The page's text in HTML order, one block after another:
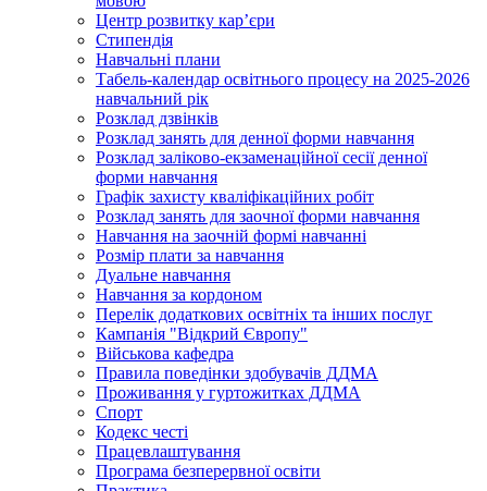
Центр розвитку кар’єри
Стипендія
Навчальні плани
Табель-календар освітнього процесу на 2025-2026
навчальний рік
Розклад дзвінків
Розклад занять для денної форми навчання
Розклад заліково-екзаменаційної сесії денної
форми навчання
Графік захисту кваліфікаційних робіт
Розклад занять для заочної форми навчання
Навчання на заочній формі навчанні
Розмір плати за навчання
Дуальне навчання
Навчання за кордоном
Перелік додаткових освітніх та інших послуг
Кампанія "Відкрий Європу"
Військова кафедра
Правила поведінки здобувачів ДДМА
Проживання у гуртожитках ДДМА
Спорт
Кодекс честі
Працевлаштування
Програма безперервної освіти